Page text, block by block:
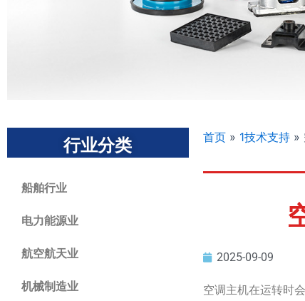
行业分类
船舶行业
电力能源业
航空航天业
机械制造业
首页 » 1技术支持 »
2025-09-09
空调主机在运转时